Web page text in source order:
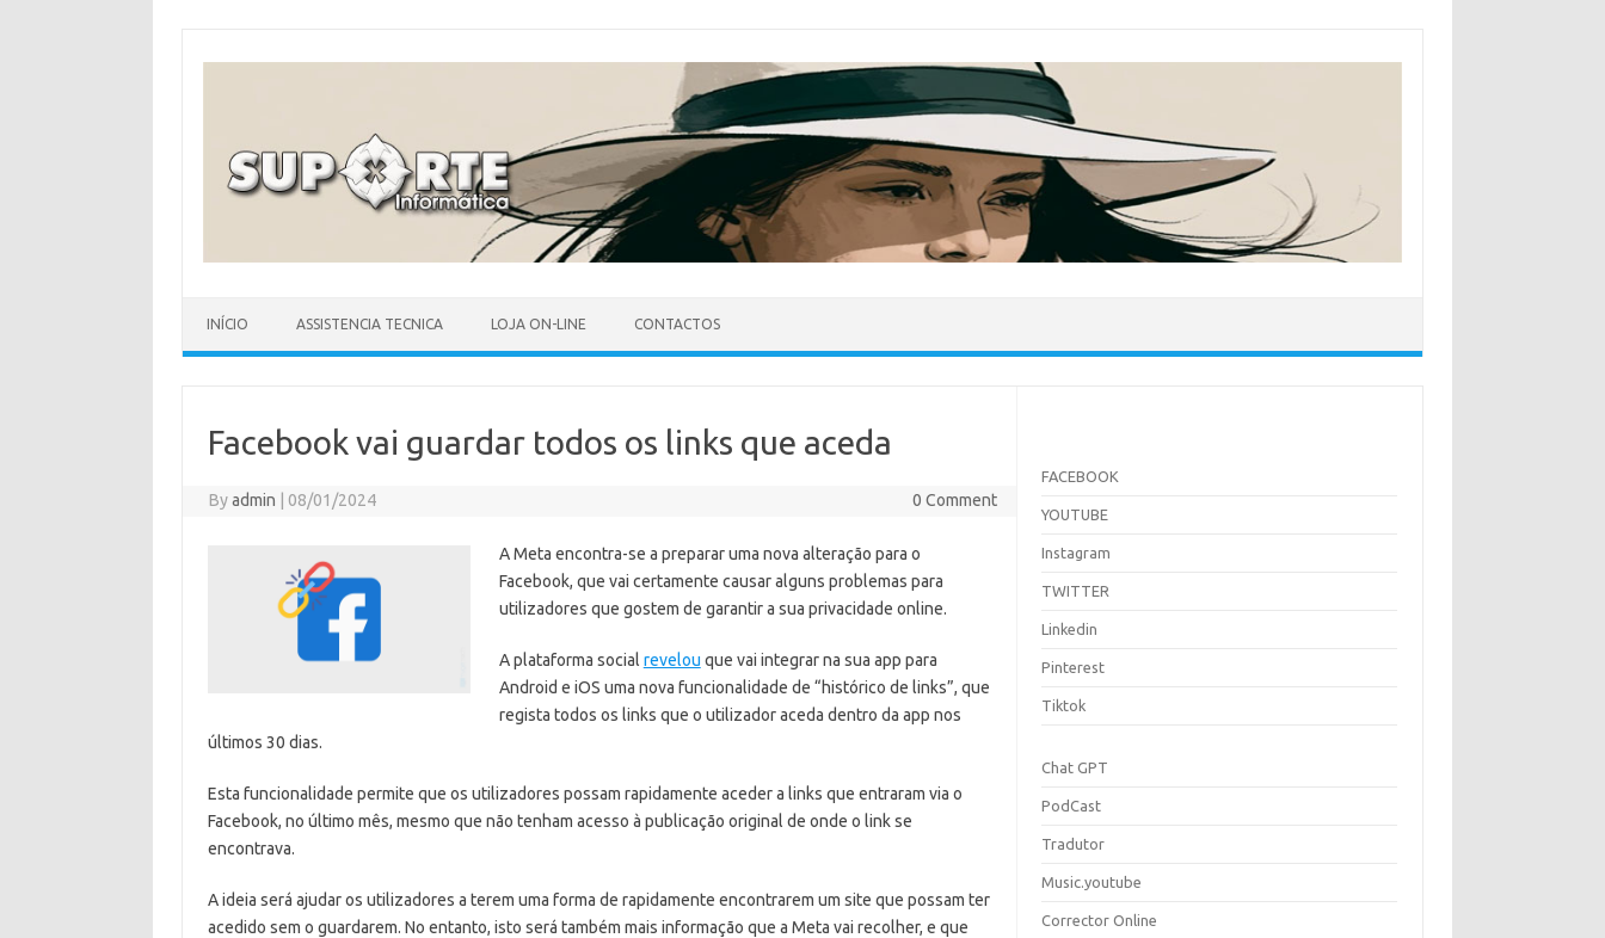
INÍCIO ASSISTENCIA TECNICA LOJA ON-LINE CONTACTOS
Facebook vai guardar todos os links que aceda
Byadmin 08/01/2024 0 Comment
A Meta encontra-se a preparar uma nova alteração para o
Facebook, que vai certamente causar alguns problemas para
utilizadores que gostem de garantir a sua privacidade online.
A plataforma social revelou que vai integrar na sua app para
Android e iOS uma nova funcionalidade de “histórico de links”, que
regista todos os links que o utilizador aceda dentro da app nos
últimos 30 dias.
Esta funcionalidade permite que os utilizadores possam rapidamente aceder a links que entraram via o
Facebook, no último mês, mesmo que não tenham acesso à publicação original de onde o link se
encontrava.
A ideia será ajudar os utilizadores a terem uma forma de rapidamente encontrarem um site que possam ter
acedido sem o guardarem. No entanto, isto será também mais informação que a Meta vai recolher, e que
FACEBOOK
YOUTUBE
Instagram
TWITTER
Linkedin
Pinterest
Tiktok
Chat GPT
PodCast
Tradutor
Music.youtube
Corrector Online